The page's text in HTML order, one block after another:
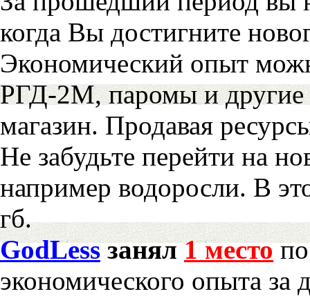
когда Вы достигните
Экономический опыт
РГД-2М, паромы и другие
магазин. Продавая
Не забудьте перейти на
например водоросли. В
гб.
GodLessзанял1 местопо
экономического опыта за